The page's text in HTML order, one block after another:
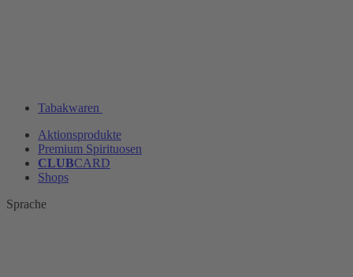
Tabakwaren
Aktionsprodukte
Premium Spirituosen
CLUBCARD
Shops
Sprache